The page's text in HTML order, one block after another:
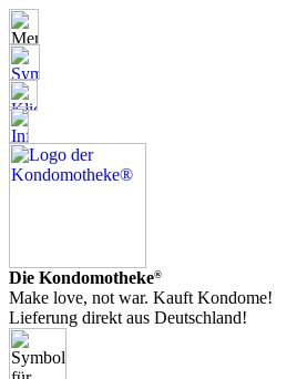
Die Kondomotheke®
Make love, not war. Kauft Kondome!
Lieferung direkt aus Deutschland!